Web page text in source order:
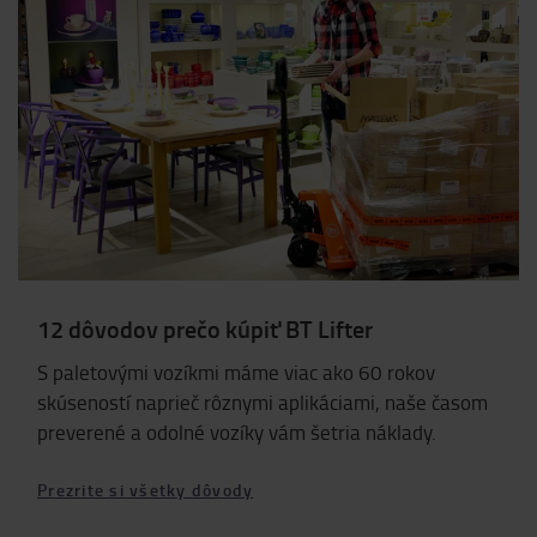
12 dôvodov prečo kúpiť BT Lifter
S paletovými vozíkmi máme viac ako 60 rokov
skúseností naprieč rôznymi aplikáciami, naše časom
preverené a odolné vozíky vám šetria náklady.
Prezrite si všetky dôvody